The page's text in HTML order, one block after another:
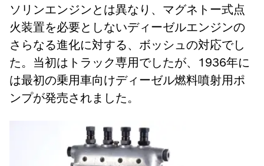
ソリンエンジンとは異なり、マグネトー式点
火装置を必要としないディーゼルエンジンの
さらなる進化に対する、ボッシュの対応でし
た。当初はトラック専用でしたが、1936年に
は最初の乗用車向けディーゼル燃料噴射用ポ
ンプが発売されました。